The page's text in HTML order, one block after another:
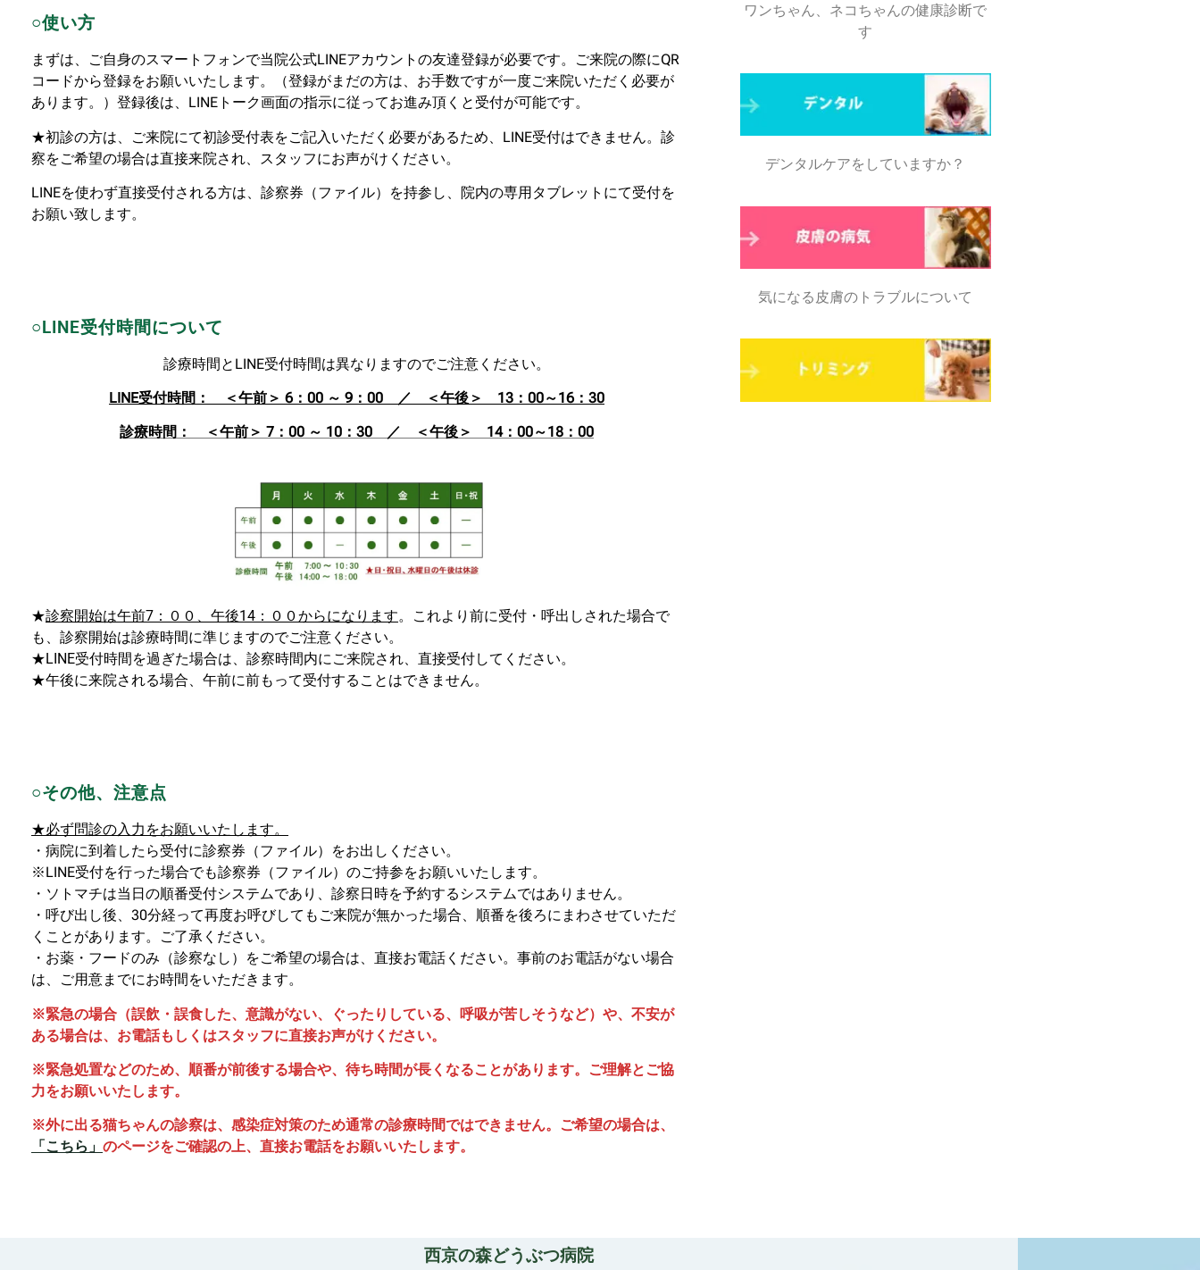
○使い方
まずは、ご自身のスマートフォンで当院公式LINEアカウントの友達登録が必要です。ご来院の際にQR
コードから登録をお願いいたします。（登録がまだの方は、お手数ですが一度ご来院いただく必要が
あります。）登録後は、 LINEトーク画面の指示に従ってお進み頂くと受付が可能です。
★初診の方は、ご来院にて初診受付表をご記入いただく必要があるため、LINE受付はできません。診
察をご希望の場合は直接来院され、スタッフにお声がけください。
LINEを使わず直接受付される方は、診察券（ファイル）を持参し、院内の専用タブレットにて受付を
お願い致します。
○LINE受付時間について
診療時間とLINE受付時間は異なりますのでご注意ください。
LINE受付時間： ＜午前＞ 6：00 ～ 9：00 ／ ＜午後＞ 13：00～16：30
診療時間： ＜午前＞ 7：00 ～ 10：30 ／ ＜午後＞ 14：00～18：00
★診察開始は午前7：００、午後14：００からになります。これより前に受付・呼出しされた場合で
も、診察開始は診療時間に準じますのでご注意ください。
★LINE受付時間を過ぎた場合は、 診察時間内にご来院され、直接受付してください。
★午後に来院される場合、午前に前もって受付することはできません。
○その他、注意点
★必ず問診の入力をお願いいたします。
・病院に到着したら受付に診察券（ファイル）をお出しください。
※LINE受付を行った場合でも診察券（ファイル）のご持参をお願いいたします。
・ソトマチは当日の順番受付システムであり、診察日時を予約するシステムではありません。
・呼び出し後、30分経って再度お呼びしてもご来院が無かった場合、順番を後ろにまわさせていただ
くことがあります。ご了承ください。
・お薬・フードのみ（診察なし）をご希望の場合は、直接お電話ください。事前のお電話がない場合
は、ご用意までにお時間をいただきます。
※緊急の場合（誤飲・誤食した、意識がない、ぐったりしている、呼吸が苦しそうなど）や、不安が
ある場合は、お電話もしくはスタッフに直接お声がけください。
※緊急処置などのため、順番が前後する場合や、待ち時間が長くなることがあります。ご理解とご協
力をお願いいたします。
※外に出る猫ちゃんの診察は、感染症対策のため通常の診療時間ではできません。ご希望の場合は、
「こちら」 のページをご確認の上、直接お電話をお願いいたします。
ワンちゃん、ネコちゃんの健康診断で
す
デンタルケアをしていますか？
気になる皮膚のトラブルについて
西京の森どうぶつ病院